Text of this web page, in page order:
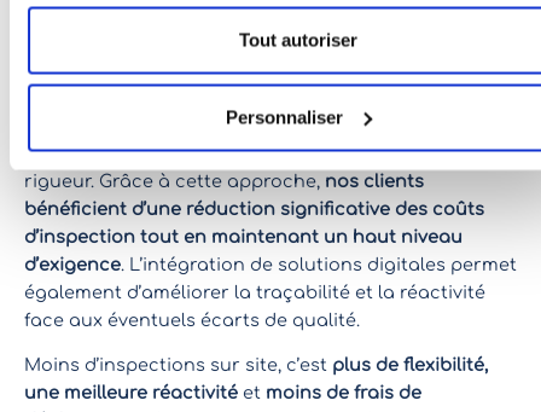
Tout autoriser
Personnaliser
votre service de
contrôle qualité en Asie
Opter pour le SIP avec Eastwise, c’est faire le choix
d’un contrôle qualité optimisé, sans compromis sur la
rigueur. Grâce à cette approche, nos clients
bénéficient d’une réduction significative des coûts
d’inspection tout en maintenant un haut niveau
d’exigence. L’intégration de solutions digitales permet
également d’améliorer la traçabilité et la réactivité
face aux éventuels écarts de qualité.
Moins d’inspections sur site, c’est plus de flexibilité,
une meilleure réactivité et moins de frais de